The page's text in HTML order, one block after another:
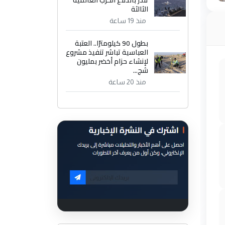
الثالثة
منذ 19 ساعة
بطول 90 كيلومترًا.. العتبة
العباسية تباشر تنفيذ مشروع
لإنشاء حزام أخضر بمليون
شج...
منذ 20 ساعة